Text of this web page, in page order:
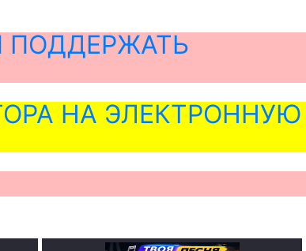
ПОДДЕРЖАТЬ
НА ЭЛЕКТРОННУЮ